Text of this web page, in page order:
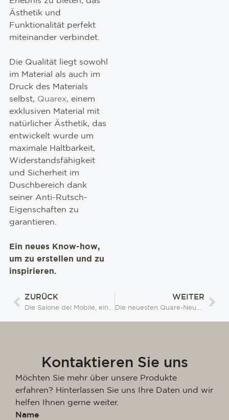
Ästhetik und
Funktionalität perfekt
miteinander verbindet.
Die Qualität liegt sowohl
im Material als auch im
Druck des Materials
selbst, Quarex, einem
exklusiven Material mit
natürlicher Ästhetik, das
entwickelt wurde um
maximale Haltbarkeit,
Widerstandsfähigkeit
und Sicherheit im
Duschbereich dank
seiner Anti-Rutsch-
Eigenschaften zu
garantieren.
Ein neues Know-how,
um zu erstellen und zu
inspirieren.
ZURÜCK
Die Salone del Mobile, eine Veranstaltung, bei der die Innovation eine Hauptrolle spielen wird
WEITER
Die neuesten Quare-Neuheiten auf der Ideobain 2024
Kontaktieren Sie uns
Möchten Sie mehr über unsere Produkte
erfahren? Hinterlassen Sie uns Ihre Daten und wir
helfen Ihnen gerne weiter.
Name